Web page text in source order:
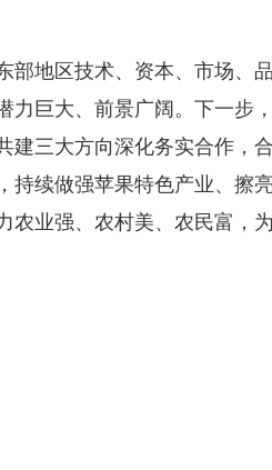
部地区技术、资本、市场、
力巨大、前景广阔。下一步
建三大方向深化务实合作，
持续做强苹果特色产业、擦
农业强、农村美、农民富，